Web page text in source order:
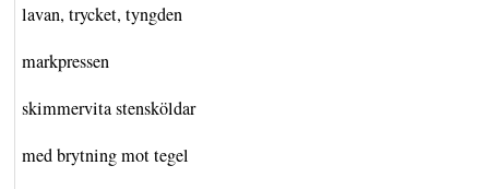
lavan, trycket, tyngden
markpressen
skimmervita stensköldar
med brytning mot tegel